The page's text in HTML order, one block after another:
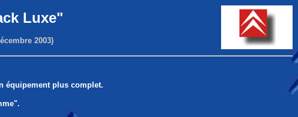
Luxe"
2003)
équipement plus complet.